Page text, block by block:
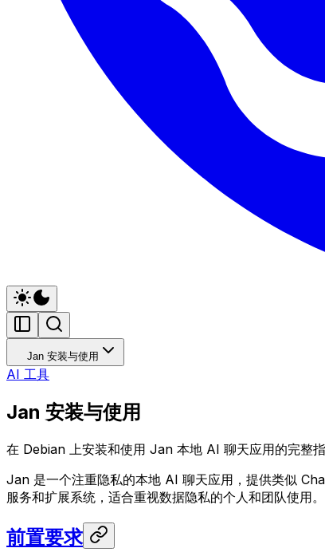
Jan 安装与使用
AI 工具
Jan 安装与使用
在 Debian 上安装和使用 Jan 本地 AI 聊天应用的完整
Jan 是一个注重隐私的本地 AI 聊天应用，提供类似
服务和扩展系统，适合重视数据隐私的个人和团队使用。
前置要求